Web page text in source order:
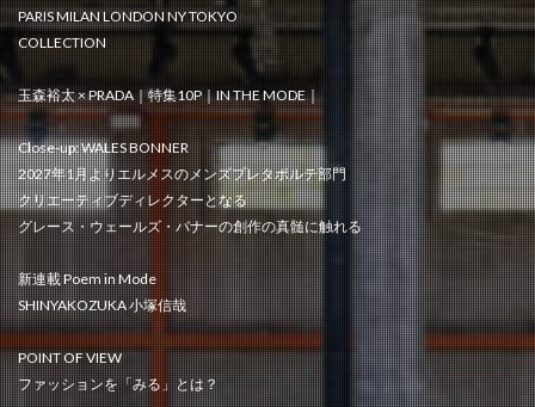
PARIS MILAN LONDON NY TOKYO
COLLECTION
玉森裕太 × PRADA｜特集10P｜IN THE MODE｜
Close-up: WALES BONNER
2027年1月よりエルメスのメンズプレタポルテ部門
クリエーティブディレクターとなる
グレース・ウェールズ・バナーの創作の真髄に触れる
新連載 Poem in Mode
SHINYAKOZUKA 小塚信哉
POINT OF VIEW
ファッションを「みる」とは？